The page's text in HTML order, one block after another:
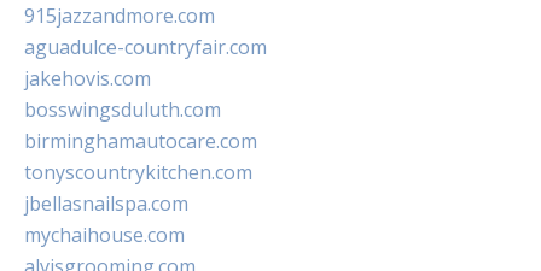
915jazzandmore.com
aguadulce-countryfair.com
jakehovis.com
bosswingsduluth.com
birminghamautocare.com
tonyscountrykitchen.com
jbellasnailspa.com
mychaihouse.com